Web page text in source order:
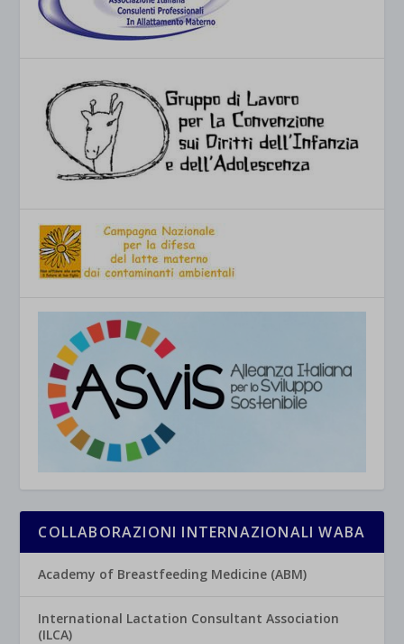
COLLABORAZIONI INTERNAZIONALI WABA
Academy of Breastfeeding Medicine (ABM)
International Lactation Consultant Association
(ILCA)